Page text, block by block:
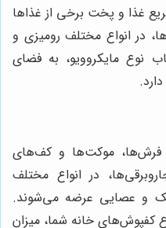
غذا و پخت برخی از غذاها
در انواع مختلف رومیزی و
نوع مایکروویو، به فضای
فرش‌ها، موکت‌ها و کف‌های
در انواع مختلف
و عصایی عرضه می‌شوند.
کفپوش‌های خانه شما، میزان